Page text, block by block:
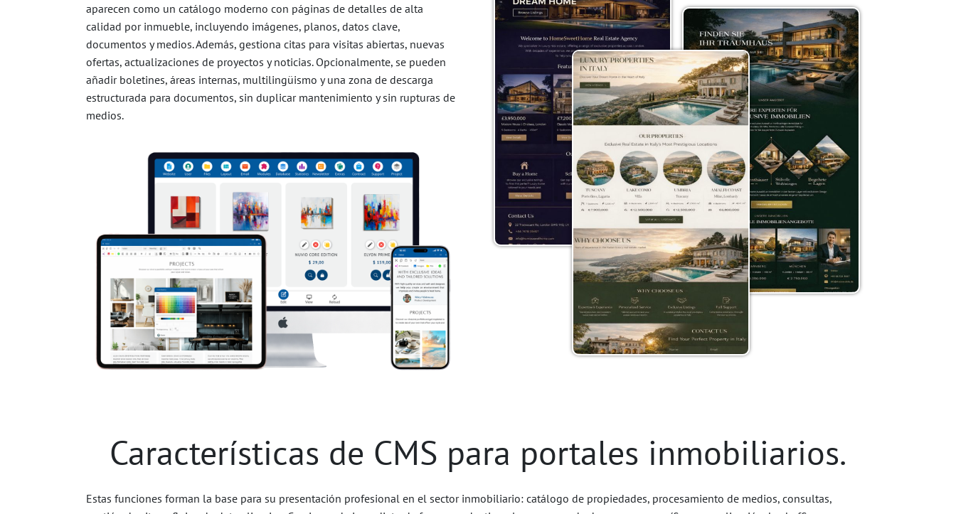
aparecen como un catálogo moderno con páginas de detalles de alta
calidad por inmueble, incluyendo imágenes, planos, datos clave,
documentos y medios. Además, gestiona citas para visitas abiertas, nuevas
ofertas, actualizaciones de proyectos y noticias. Opcionalmente, se pueden
añadir boletines, áreas internas, multilingüismo y una zona de descarga
estructurada para documentos, sin duplicar mantenimiento y sin rupturas de
medios.
Características de CMS para portales inmobiliarios.
Estas funciones forman la base para su presentación profesional en el sector inmobiliario: catálogo de propiedades, procesamiento de medios, consultas,